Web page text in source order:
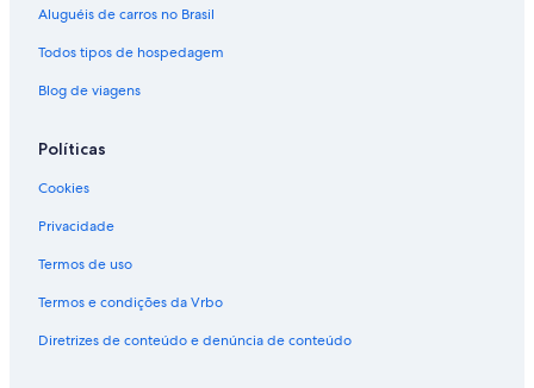
Aluguéis de carros no Brasil
Todos tipos de hospedagem
Blog de viagens
Políticas
Cookies
Privacidade
Termos de uso
Termos e condições da Vrbo
Diretrizes de conteúdo e denúncia de conteúdo